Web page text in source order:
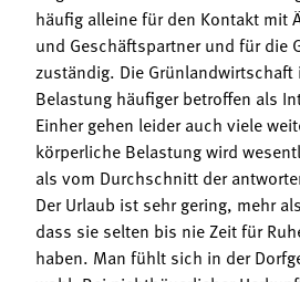
häufig alleine für den Kontakt mit
und Geschäftspartner und für die
zuständig. Die
Belastung häufiger betroffen als
Einher gehen leider auch viele
körperliche Belastung wird
als vom Durchschnitt der
Der Urlaub ist sehr gering, mehr
dass sie selten bis nie Zeit für
haben. Man fühlt sich in der